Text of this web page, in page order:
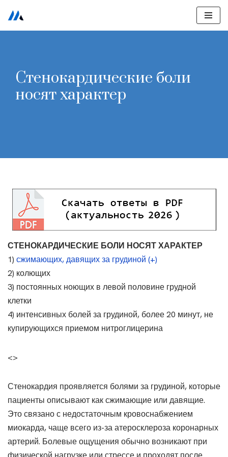
Перейти
Стенокардические боли
носят характер
СТЕНОКАРДИЧЕСКИЕ БОЛИ НОСЯТ ХАРАКТЕР
1) сжимающих, давящих за грудиной (+)
2) колющих
3) постоянных ноющих в левой половине грудной
клетки
4) интенсивных болей за грудиной, более 20 минут, не
купирующихся приемом нитроглицерина
<>
Стенокардия проявляется болями за грудиной, которые
пациенты описывают как сжимающие или давящие.
Это связано с недостаточным кровоснабжением
миокарда, чаще всего из-за атеросклероза коронарных
артерий. Болевые ощущения обычно возникают при